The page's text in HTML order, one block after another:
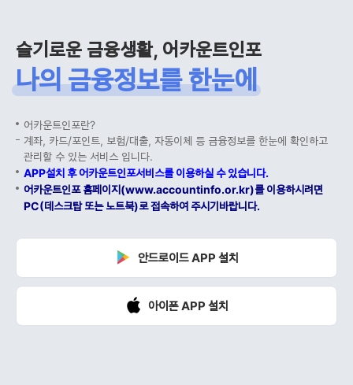
슬기로운 금융생활, 어카운트인포
나의 금융정보를 한눈에
어카운트인포란?
계좌, 카드/포인트, 보험/대출, 자동이체 등 금융정보를 한눈에 확인하고
관리할 수 있는 서비스 입니다.
APP설치 후 어카운트인포서비스를 이용하실 수 있습니다.
어카운트인포 홈페이지(www.accountinfo.or.kr)를 이용하시려면
PC(데스크탑 또는 노트북)로 접속하여 주시기바랍니다.
안드로이드 APP 설치
아이폰 APP 설치